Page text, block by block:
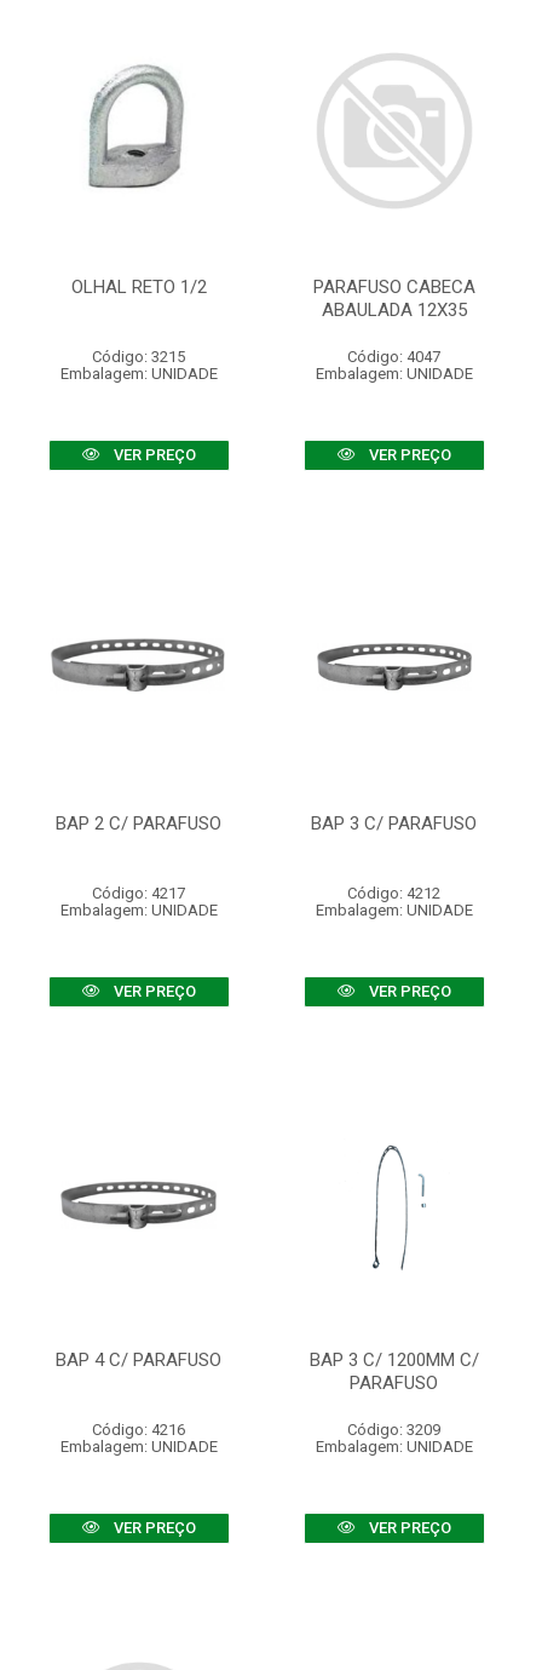
OLHAL RETO 1/2
Código: 3215
Embalagem: UNIDADE
VER PREÇO
PARAFUSO CABECA
ABAULADA 12X35
Código: 4047
Embalagem: UNIDADE
VER PREÇO
BAP 2 C/ PARAFUSO
Código: 4217
Embalagem: UNIDADE
VER PREÇO
BAP 3 C/ PARAFUSO
Código: 4212
Embalagem: UNIDADE
VER PREÇO
BAP 4 C/ PARAFUSO
Código: 4216
Embalagem: UNIDADE
VER PREÇO
BAP 3 C/ 1200MM C/
PARAFUSO
Código: 3209
Embalagem: UNIDADE
VER PREÇO